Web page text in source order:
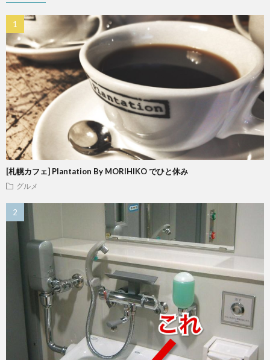
[札幌カフェ] Plantation By MORIHIKO でひと休み
グルメ